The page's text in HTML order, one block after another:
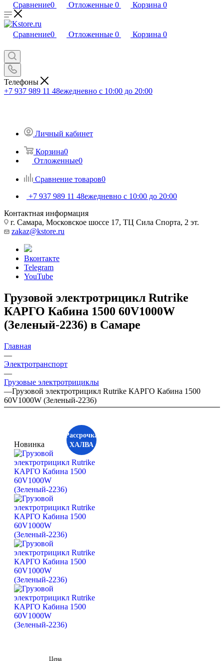
Сравнение0 Отложенные 0 Корзина 0
Сравнение0 Отложенные 0 Корзина 0
Телефоны
+7 937 989 11 48ежедневно с 10:00 до 20:00
Личный кабинет
Корзина0
Отложенные0
Сравнение товаров0
+7 937 989 11 48ежедневно с 10:00 до 20:00
Контактная информация
г. Самара, Московское шоссе 17, ТЦ Сила Спорта, 2 эт.
zakaz@kstore.ru
Вконтакте
Telegram
YouTube
Грузовой электротрицикл Rutrike
КАРГО Кабина 1500 60V1000W
(Зеленый-2236) в Самаре
Главная
—
Электротранспорт
—
Грузовые электротрициклы
—Грузовой электротрицикл Rutrike КАРГО Кабина 1500
60V1000W (Зеленый-2236)
Рассрочка
ХАЛВА
Новинка
Цена